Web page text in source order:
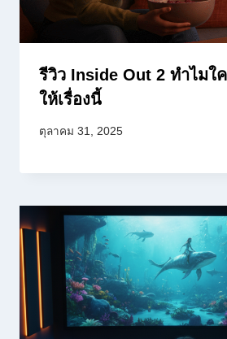
รีวิว Inside Out 2 ทำไมใ
ให้เรื่องนี้
ตุลาคม 31, 2025